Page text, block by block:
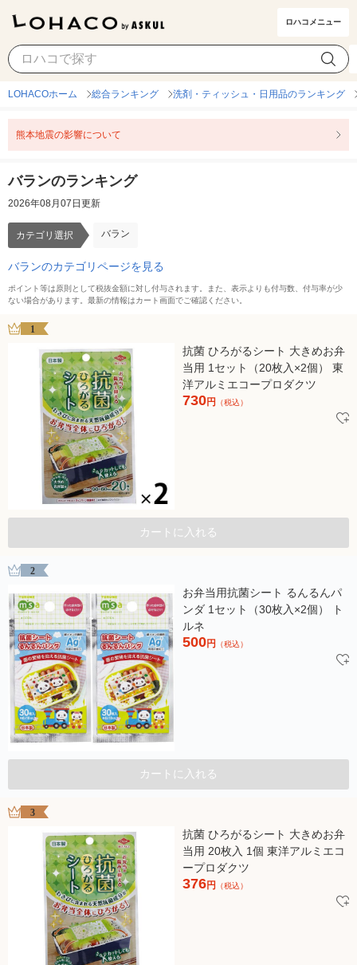
ロハコメニュー
バラン カテゴリ選択
LOHACOホーム 総合ランキング 洗剤・ティッシュ・日用品のランキング
熊本地震の影響について
バランのランキング
2026年08月07日更新
カテゴリ選択 バラン
バランのカテゴリページを見る
ポイント等は原則として税抜金額に対し付与されます。また、表示よりも付与数、付与率が少
ない場合があります。最新の情報はカート画面でご確認ください。
1
抗菌 ひろがるシート 大きめお弁
当用 1セット（20枚入×2個） 東
洋アルミエコープロダクツ
730円 （税込）
カートに入れる
2
お弁当用抗菌シート るんるんパ
ンダ 1セット（30枚入×2個） ト
ルネ
500円 （税込）
カートに入れる
3
抗菌 ひろがるシート 大きめお弁
当用 20枚入 1個 東洋アルミエコ
ープロダクツ
376円 （税込）